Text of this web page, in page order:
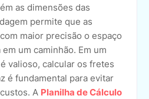
as dimensões das
permite que as
maior precisão o espaço
um caminhão. Em um
valioso, calcular os fretes
é fundamental para evitar
A Planilha de Cálculo